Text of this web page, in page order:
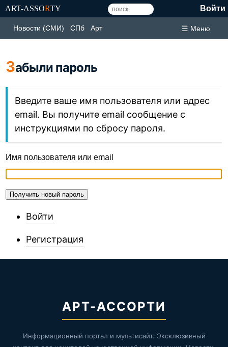
ART-ASSORTY Войти
Новости (СМИ) СПб Арт ☰ Меню
Забыли пароль
Введите ваше имя пользователя или адрес
email. Вы получите email сообщение с
инструкциями по сбросу пароля.
Имя пользователя или email
Получить новый пароль
Войти
Регистрация
АРТ-АССОРТИ
Информационный портал и мультисайт. Эксклюзивный